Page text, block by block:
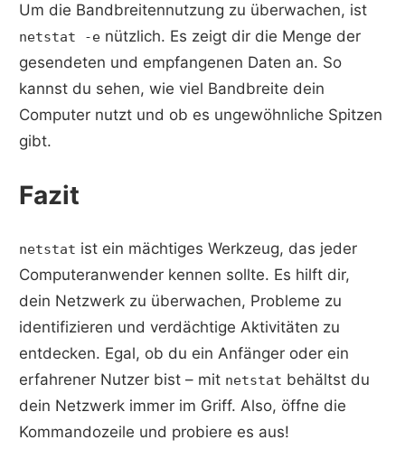
Um die Bandbreitennutzung zu überwachen, ist
netstat -e nützlich. Es zeigt dir die Menge der
gesendeten und empfangenen Daten an. So
kannst du sehen, wie viel Bandbreite dein
Computer nutzt und ob es ungewöhnliche Spitzen
gibt.
Fazit
netstat ist ein mächtiges Werkzeug, das jeder
Computeranwender kennen sollte. Es hilft dir,
dein Netzwerk zu überwachen, Probleme zu
identifizieren und verdächtige Aktivitäten zu
entdecken. Egal, ob du ein Anfänger oder ein
erfahrener Nutzer bist – mit netstat behältst du
dein Netzwerk immer im Griff. Also, öffne die
Kommandozeile und probiere es aus!